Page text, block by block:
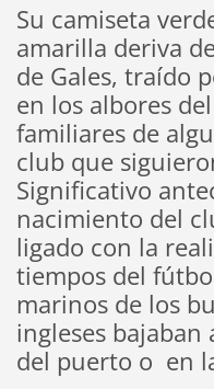
Su camiseta
amarilla deriva
de Gales, traído
en los albores
familiares de
club que
Significativo
nacimiento del
ligado con la
tiempos del
marinos de los
ingleses bajaban
del puerto o en